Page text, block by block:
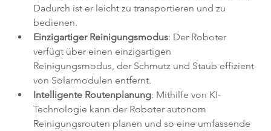
Dadurch ist er leicht zu transportieren und zu
bedienen.
Einzigartiger Reinigungsmodus: Der Roboter
verfügt über einen einzigartigen
Reinigungsmodus, der Schmutz und Staub effizient
von Solarmodulen entfernt.
Intelligente Routenplanung: Mithilfe von KI-
Technologie kann der Roboter autonom
Reinigungsrouten planen und so eine umfassende